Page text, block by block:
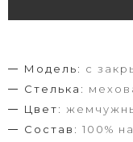
Модель: с
Стелька:
Цвет:
Состав: 100%